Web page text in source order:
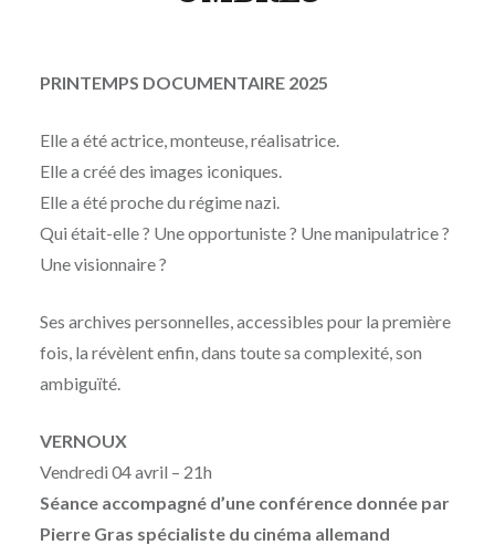
MOÏSE
MARS
PRINTEMPS DOCUMENTAIRE 2025
Elle a été actrice, monteuse, réalisatrice.
Elle a créé des images iconiques.
Elle a été proche du régime nazi.
Qui était-elle ? Une opportuniste ? Une manipulatrice ?
Une visionnaire ?
Ses archives personnelles, accessibles pour la première
fois, la révèlent enfin, dans toute sa complexité, son
ambiguïté.
VERNOUX
Vendredi 04 avril – 21h
Séance accompagné d’une conférence donnée par
Pierre Gras spécialiste du cinéma allemand